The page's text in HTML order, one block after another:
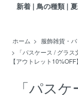
新着 | 鳥の種類 |
ホーム > 服飾雑貨・
>
「パスケース / グラ
【アウトレット10%OFF】
「パス